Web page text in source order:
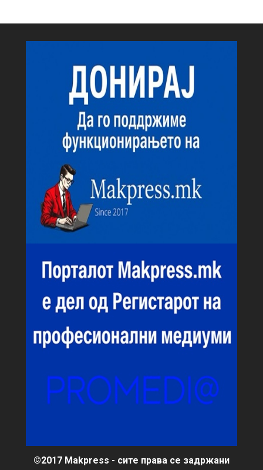
©2017 Makpress - сите права се задржани